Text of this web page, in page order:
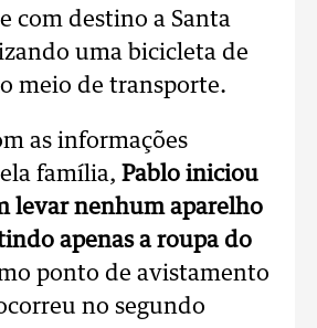
com destino a Santa
uma bicicleta de
meio de transporte.
as informações
família, Pablo iniciou
levar nenhum aparelho
apenas a roupa do
ponto de avistamento
no segundo